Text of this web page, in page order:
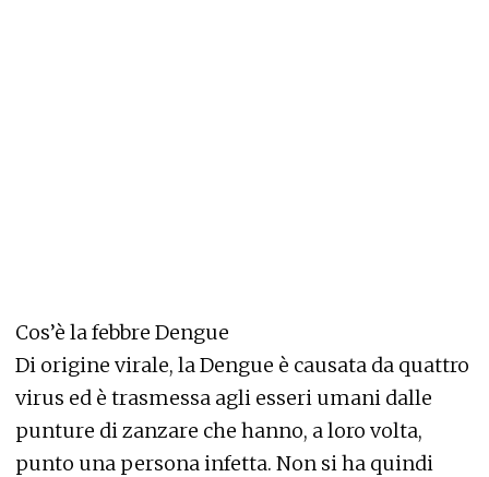
Cos’è la febbre Dengue
Di origine virale, la Dengue è causata da quattro
virus ed è trasmessa agli esseri umani dalle
punture di zanzare che hanno, a loro volta,
punto una persona infetta. Non si ha quindi